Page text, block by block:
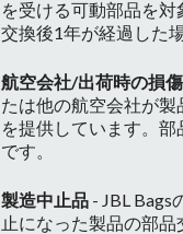
を受ける可動部品を
交換後1年が経過した
航空会社/出荷時の損傷
たは他の航空会社が
を提供しています。
です。
製造中止品 - JBL Bags
止になった製品の部